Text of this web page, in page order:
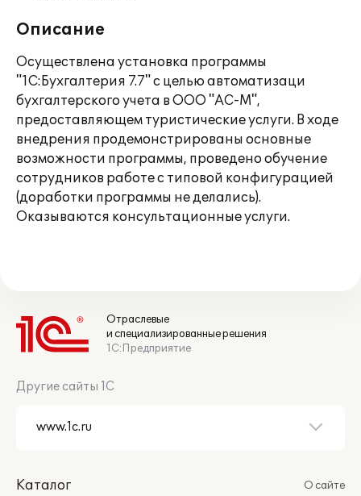
Описание
Осуществлена установка программы
"1C:Бухгалтерия 7.7" с целью автоматизаци
бухгалтерского учета в ООО "АС-М",
предоставляющем туристические услуги. В ходе
внедрения продемонстрированы основные
возможности программы, проведено обучение
сотрудников работе с типовой конфигурацией
(доработки программы не делались).
Оказываются консультационные услуги.
Отраслевые
и специализированные решения
1С:Предприятие
Другие сайты 1С
Каталог
О сайте